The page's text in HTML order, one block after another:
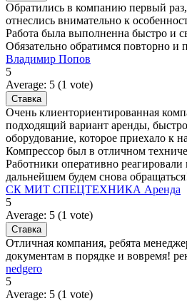
Обратились в компанию первый
отнеслись внимательно к
Работа была выполненна быстро и
Обязательно обратимся повторно и
Владимир Попов
5
Average: 5 (1 vote)
Очень клиенториентированная
подходящий вариант аренды,
оборудование, которое приехало к
Компрессор был в отличном
Работники оперативно
дальнейшем будем снова
СК МИТ СПЕЦТЕХНИКА Аренда
5
Average: 5 (1 vote)
Отличная компания, ребята
документам в порядке и вовремя!
nedgero
5
Average: 5 (1 vote)